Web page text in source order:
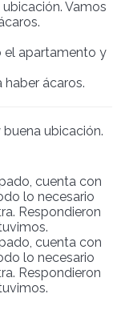
Vamos
el apartamento y
haber ácaros.
ubicación.
cuenta con
lo necesario
Respondieron
cuenta con
lo necesario
Respondieron